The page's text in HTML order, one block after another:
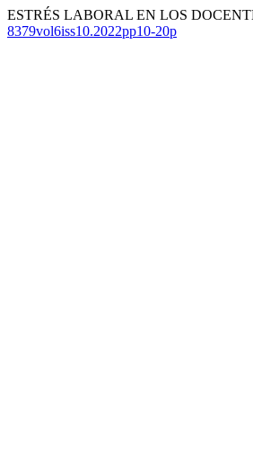
ESTRÉS LABORAL EN LOS
8379vol6iss10.2022pp10-20p